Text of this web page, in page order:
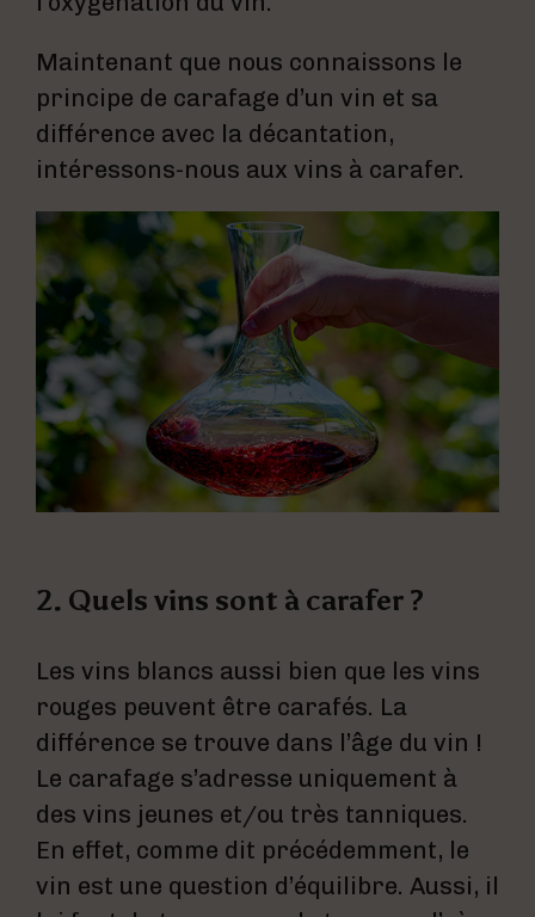
Maintenant que nous connaissons le
principe de carafage d’un vin et sa
différence avec la décantation,
intéressons-nous aux vins à carafer.
2. Quels vins sont à carafer ?
Les vins blancs aussi bien que les vins
rouges peuvent être carafés. La
différence se trouve dans l’âge du vin !
Le carafage s’adresse uniquement à
des vins jeunes et/ou très tanniques.
En effet, comme dit précédemment, le
vin est une question d’équilibre. Aussi, il